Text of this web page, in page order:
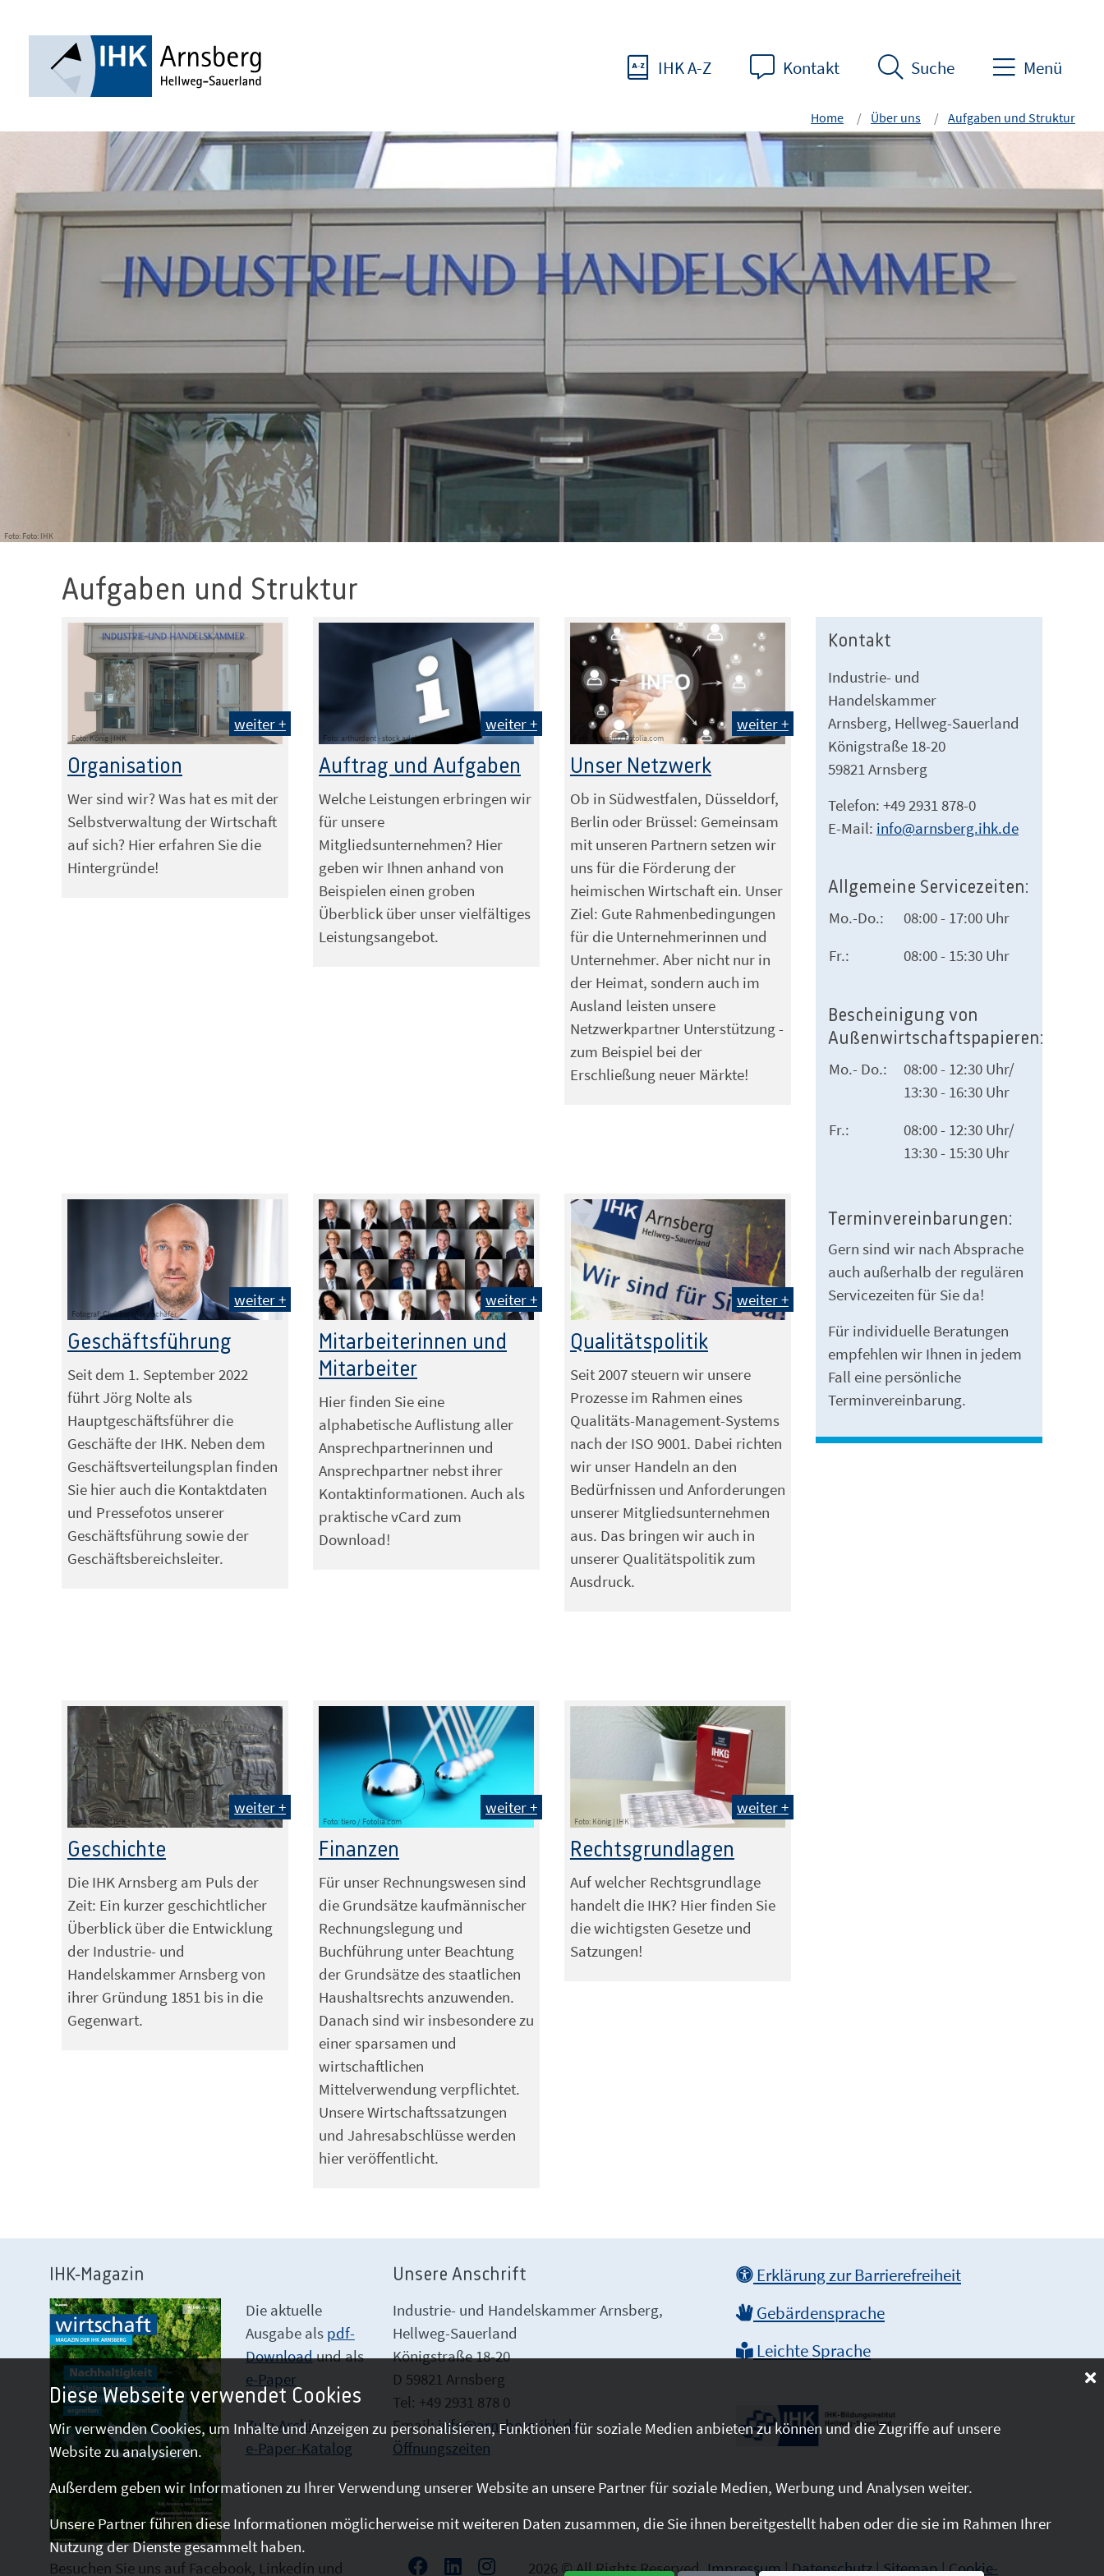
IHK A-Z Kontakt Suche Menü
Home Über uns Aufgaben und Struktur
Foto: Foto: IHK
Aufgaben und Struktur
Foto: König | IHK
weiter +
Organisation
Wer sind wir? Was hat es mit der
Selbstverwaltung der Wirtschaft
auf sich? Hier erfahren Sie die
Hintergründe!
Foto: arthurdent - stock.adobe.com
weiter +
Auftrag und Aufgaben
Welche Leistungen erbringen wir
für unsere
Mitgliedsunternehmen? Hier
geben wir Ihnen anhand von
Beispielen einen groben
Überblick über unser vielfältiges
Leistungsangebot.
Foto: maxsim / Fotolia.com
weiter +
Unser Netzwerk
Ob in Südwestfalen, Düsseldorf,
Berlin oder Brüssel: Gemeinsam
mit unseren Partnern setzen wir
uns für die Förderung der
heimischen Wirtschaft ein. Unser
Ziel: Gute Rahmenbedingungen
für die Unternehmerinnen und
Unternehmer. Aber nicht nur in
der Heimat, sondern auch im
Ausland leisten unsere
Netzwerkpartner Unterstützung -
zum Beispiel bei der
Erschließung neuer Märkte!
Fotograf: Christoph Meinschäfer
weiter +
Geschäftsführung
Seit dem 1. September 2022
führt Jörg Nolte als
Hauptgeschäftsführer die
Geschäfte der IHK. Neben dem
Geschäftsverteilungsplan finden
Sie hier auch die Kontaktdaten
und Pressefotos unserer
Geschäftsführung sowie der
Geschäftsbereichsleiter.
weiter +
Mitarbeiterinnen und
Mitarbeiter
Hier finden Sie eine
alphabetische Auflistung aller
Ansprechpartnerinnen und
Ansprechpartner nebst ihrer
Kontaktinformationen. Auch als
praktische vCard zum
Download!
weiter +
Qualitätspolitik
Seit 2007 steuern wir unsere
Prozesse im Rahmen eines
Qualitäts-Management-Systems
nach der ISO 9001. Dabei richten
wir unser Handeln an den
Bedürfnissen und Anforderungen
unserer Mitgliedsunternehmen
aus. Das bringen wir auch in
unserer Qualitätspolitik zum
Ausdruck.
Foto: König | IHK
weiter +
Geschichte
Die IHK Arnsberg am Puls der
Zeit: Ein kurzer geschichtlicher
Überblick über die Entwicklung
der Industrie- und
Handelskammer Arnsberg von
ihrer Gründung 1851 bis in die
Gegenwart.
Foto: tiero / Fotolia.com
weiter +
Finanzen
Für unser Rechnungswesen sind
die Grundsätze kaufmännischer
Rechnungslegung und
Buchführung unter Beachtung
der Grundsätze des staatlichen
Haushaltsrechts anzuwenden.
Danach sind wir insbesondere zu
einer sparsamen und
wirtschaftlichen
Mittelverwendung verpflichtet.
Unsere Wirtschaftssatzungen
und Jahresabschlüsse werden
hier veröffentlicht.
Foto: König | IHK
weiter +
Rechtsgrundlagen
Auf welcher Rechtsgrundlage
handelt die IHK? Hier finden Sie
die wichtigsten Gesetze und
Satzungen!
Kontakt
Industrie- und
Handelskammer
Arnsberg, Hellweg-Sauerland
Königstraße 18-20
59821 Arnsberg
Telefon: +49 2931 878-0
E-Mail: info@arnsberg.ihk.de
Allgemeine Servicezeiten:
Mo.-Do.:
08:00 - 17:00 Uhr
Fr.:
08:00 - 15:30 Uhr
Bescheinigung von
Außenwirtschaftspapieren:
Mo.- Do.:
08:00 - 12:30 Uhr/
13:30 - 16:30 Uhr
Fr.:
08:00 - 12:30 Uhr/
13:30 - 15:30 Uhr
Terminvereinbarungen:
Gern sind wir nach Absprache
auch außerhalb der regulären
Servicezeiten für Sie da!
Für individuelle Beratungen
empfehlen wir Ihnen in jedem
Fall eine persönliche
Terminvereinbarung.
IHK-Magazin
Die aktuelle
Ausgabe als pdf-
Downloadund als
e-Paper
Zum Archiv
e-Paper-Katalog
Unsere Anschrift
Industrie- und Handelskammer Arnsberg,
Hellweg-Sauerland
Königstraße 18-20
D 59821 Arnsberg
Tel: +49 2931 878 0
Email:info@arnsberg.ihk.de
Öffnungszeiten
Erklärung zur Barrierefreiheit
Gebärdensprache
Leichte Sprache
Besuchen Sie uns auf Facebook, Linkedin und 2026 © All Rights Reserved.Impressum|Datenschutz|Sitemap|Cookie-
Diese Webseite verwendet Cookies
Wir verwenden Cookies, um Inhalte und Anzeigen zu personalisieren, Funktionen für soziale Medien anbieten zu können und die Zugriffe auf unsere
Website zu analysieren.
Außerdem geben wir Informationen zu Ihrer Verwendung unserer Website an unsere Partner für soziale Medien, Werbung und Analysen weiter.
Unsere Partner führen diese Informationen möglicherweise mit weiteren Daten zusammen, die Sie ihnen bereitgestellt haben oder die sie im Rahmen Ihrer
Nutzung der Dienste gesammelt haben.